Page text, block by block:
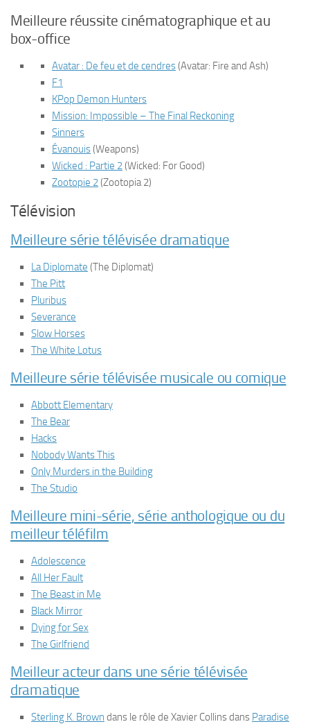
Meilleure réussite cinématographique et au
box-office
Avatar : De feu et de cendres(Avatar: Fire and Ash)
F1
KPop Demon Hunters
Mission: Impossible – The Final Reckoning
Sinners
Évanouis(Weapons)
Wicked : Partie 2(Wicked: For Good)
Zootopie 2(Zootopia 2)
Télévision
Meilleure série télévisée dramatique
La Diplomate (The Diplomat)
The Pitt
Pluribus
Severance
Slow Horses
The White Lotus
Meilleure série télévisée musicale ou comique
Abbott Elementary
The Bear
Hacks
Nobody Wants This
Only Murders in the Building
The Studio
Meilleure mini-série, série anthologique ou du
meilleur téléfilm
Adolescence
All Her Fault
The Beast in Me
Black Mirror
Dying for Sex
The Girlfriend
Meilleur acteur dans une série télévisée
dramatique
Sterling K. Brown dans le rôle de Xavier Collins dans Paradise